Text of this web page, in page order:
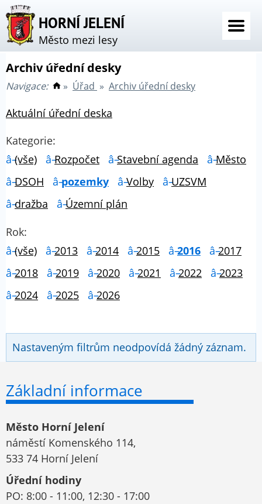
HORNÍ JELENÍ
Město mezi lesy
Archiv úřední desky
Navigace: » Úřad » Archiv úřední desky
Aktuální úřední deska
Kategorie:
(vše)
Rozpočet Stavební agenda
Město
DSOH
pozemky Volby
UZSVM
dražba
Územní plán
Rok:
(vše)
2013 2014 2015 2016
2017
2018
2019 2020 2021 2022
2023
2024
2025 2026
Nastaveným filtrům neodpovídá žádný záznam.
Základní informace
Město Horní Jelení
náměstí Komenského 114,
533 74 Horní Jelení
Úřední hodiny
PO: 8:00 - 11:00, 12:30 - 17:00